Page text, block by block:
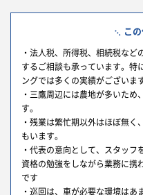
こ
・法人税、所得税、相続税な
するご相談も承っています。特
ングでは多くの実績がございま
・三鷹周辺には農地が多いため
す。
・残業は繁忙期以外はほぼ無
もいます。
・代表の意向として、スタッフ
資格の勉強をしながら業務に携
です
・巡回は、車が必要な環境は